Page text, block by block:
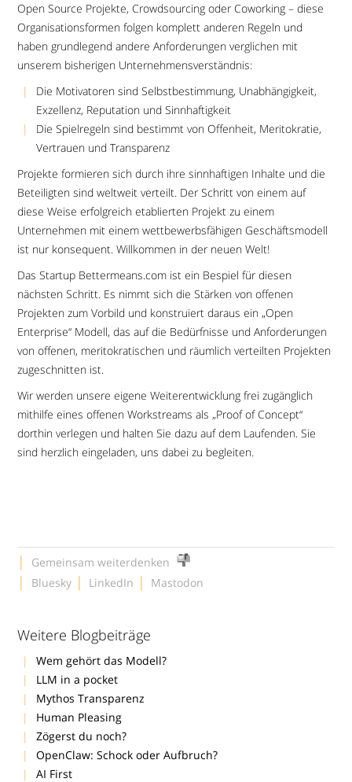
Open Source Projekte, Crowdsourcing oder Coworking – diese
Organisationsformen folgen komplett anderen Regeln und
haben grundlegend andere Anforderungen verglichen mit
unserem bisherigen Unternehmensverständnis:
Die Motivatoren sind Selbstbestimmung, Unabhängigkeit,
Exzellenz, Reputation und Sinnhaftigkeit
Die Spielregeln sind bestimmt von Offenheit, Meritokratie,
Vertrauen und Transparenz
Projekte formieren sich durch ihre sinnhaftigen Inhalte und die
Beteiligten sind weltweit verteilt. Der Schritt von einem auf
diese Weise erfolgreich etablierten Projekt zu einem
Unternehmen mit einem wettbewerbsfähigen Geschäftsmodell
ist nur konsequent. Willkommen in der neuen Welt!
Das Startup Bettermeans.com ist ein Bespiel für diesen
nächsten Schritt. Es nimmt sich die Stärken von offenen
Projekten zum Vorbild und konstruiert daraus ein „Open
Enterprise“ Modell, das auf die Bedürfnisse und Anforderungen
von offenen, meritokratischen und räumlich verteilten Projekten
zugeschnitten ist.
Wir werden unsere eigene Weiterentwicklung frei zugänglich
mithilfe eines offenen Workstreams als „Proof of Concept“
dorthin verlegen und halten Sie dazu auf dem Laufenden. Sie
sind herzlich eingeladen, uns dabei zu begleiten.
| Gemeinsam weiterdenken
| Bluesky | LinkedIn | Mastodon
Weitere Blogbeiträge
Wem gehört das Modell?
LLM in a pocket
Mythos Transparenz
Human Pleasing
Zögerst du noch?
OpenClaw: Schock oder Aufbruch?
AI First